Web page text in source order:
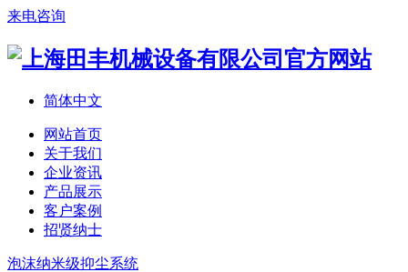
来电咨询
简体中文
网站首页
关于我们
企业资讯
产品展示
客户案例
招贤纳士
泡沫纳米级抑尘系统